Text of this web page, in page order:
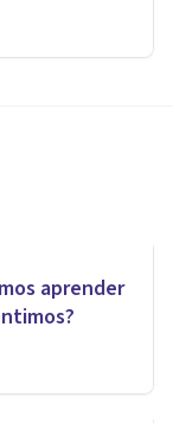
aprender